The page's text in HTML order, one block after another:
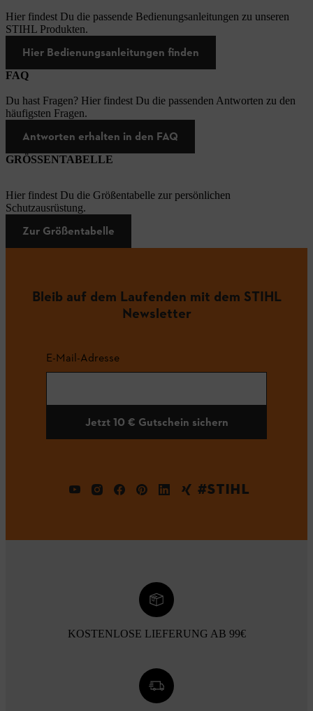
Hier findest Du die passende Bedienungsanleitungen zu unseren
STIHL Produkten.
Hier Bedienungsanleitungen finden
FAQ
Du hast Fragen? Hier findest Du die passenden Antworten zu den
häufigsten Fragen.
Antworten erhalten in den FAQ
GRÖSSENTABELLE
Hier findest Du die Größentabelle zur persönlichen
Schutzausrüstung.
Zur Größentabelle
Bleib auf dem Laufenden mit dem STIHL
Newsletter
E-Mail-Adresse
Jetzt 10 € Gutschein sichern
#STIHL
KOSTENLOSE LIEFERUNG AB 99€